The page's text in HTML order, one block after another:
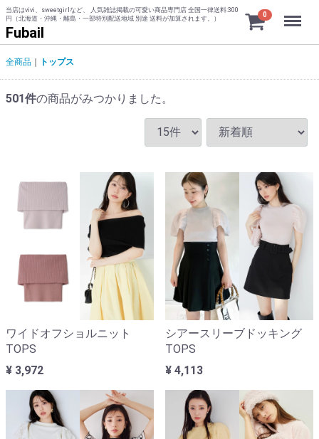
当店はvivi、sweetgirlなど、 人気雑誌掲載の可愛い商品専門店 全国一律送料:300
円（北海道・沖縄・離島・一部特別配送地域 別途 送料が加算されます。）
Fubail
0 Menu
全商品 トップス
501件の商品がみつかりました。
ワイドオフショルニット
TOPS
¥ 3,972
シアースリーブドッキング
TOPS
¥ 4,113